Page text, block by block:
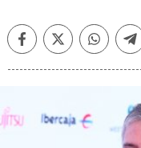
FacebookTwitter